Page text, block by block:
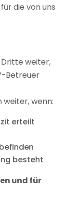
die von uns
weiter,
Betreuer
weiter, wenn:
erteilt
besteht
und für